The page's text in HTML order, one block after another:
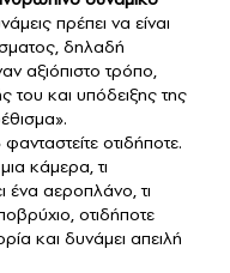
πρέπει να είναι
δηλαδή
αξιόπιστο τρόπο,
του και υπόδειξης της
οτιδήποτε.
κάμερα, τι
ένα αεροπλάνο, τι
οτιδήποτε
και δυνάμει απειλή